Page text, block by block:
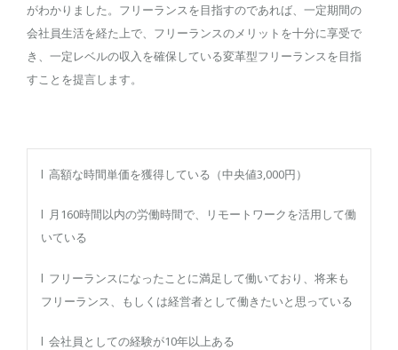
がわかりました。フリーランスを目指すのであれば、一定期間の
会社員生活を経た上で、フリーランスのメリットを十分に享受で
き、一定レベルの収入を確保している変革型フリーランスを目指
すことを提言します。
l 高額な時間単価を獲得している（中央値3,000円）
l 月160時間以内の労働時間で、リモートワークを活用して働
いている
l フリーランスになったことに満足して働いており、将来も
フリーランス、もしくは経営者として働きたいと思っている
l 会社員としての経験が10年以上ある